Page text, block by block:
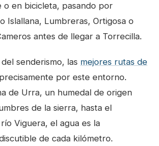
o en bicicleta, pasando por
Islallana, Lumbreras, Ortigosa o
antes de llegar a Torrecilla.
senderismo, las mejores rutas de
por este entorno.
de Urra, un humedal de origen
de la sierra, hasta el
Viguera, el agua es la
de cada kilómetro.